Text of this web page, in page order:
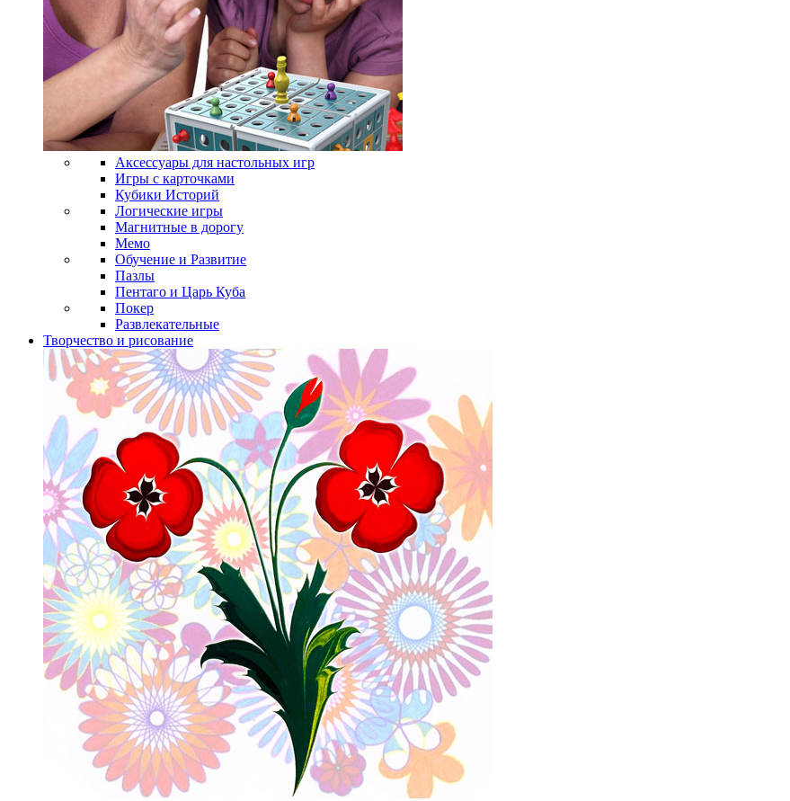
Аксессуары для настольных игр
Игры с карточками
Кубики Историй
Логические игры
Магнитные в дорогу
Мемо
Обучение и Развитие
Пазлы
Пентаго и Царь Куба
Покер
Развлекательные
Творчество и рисование